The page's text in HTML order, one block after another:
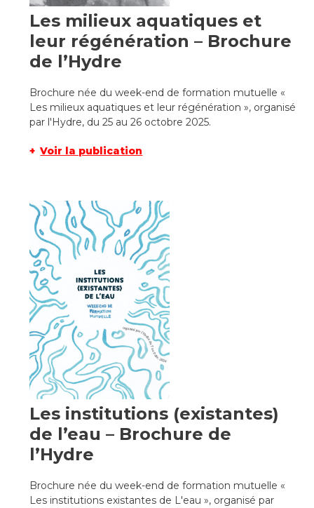
Les milieux aquatiques et
leur régénération – Brochure
de l’Hydre
Brochure née du week-end de formation mutuelle «
Les milieux aquatiques et leur régénération », organisé
par l'Hydre, du 25 au 26 octobre 2025.
Voir la publication
Les institutions (existantes)
de l’eau – Brochure de
l’Hydre
Brochure née du week-end de formation mutuelle «
Les institutions existantes de L'eau », organisé par